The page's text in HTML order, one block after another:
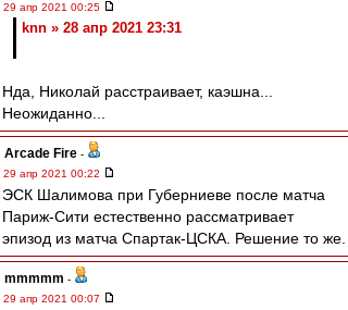
29 апр 2021 00:25
knn » 28 апр 2021 23:31
Нда, Николай расстраивает, каэшна...
Неожиданно...
Arcade Fire -
29 апр 2021 00:22
ЭСК Шалимова при Губерниеве после матча
Париж-Сити естественно рассматривает
эпизод из матча Спартак-ЦСКА. Решение то же.
mmmmm -
29 апр 2021 00:07